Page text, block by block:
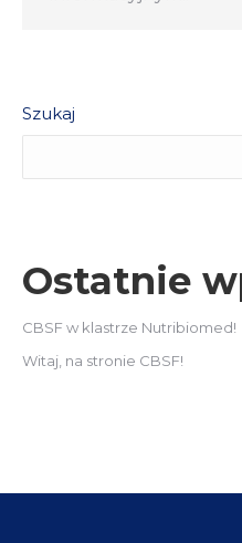
Szukaj
Ostatnie
CBSF w klastrze Nutribiomed!
Witaj, na stronie CBSF!